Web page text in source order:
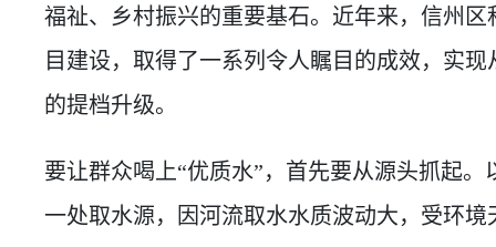
福祉、乡村振兴的重要基石。近年来，信州
目建设，取得了一系列令人瞩目的成效，实
的提档升级。
要让群众喝上“优质水”，首先要从源头抓起
一处取水源，因河流取水水质波动大，受环